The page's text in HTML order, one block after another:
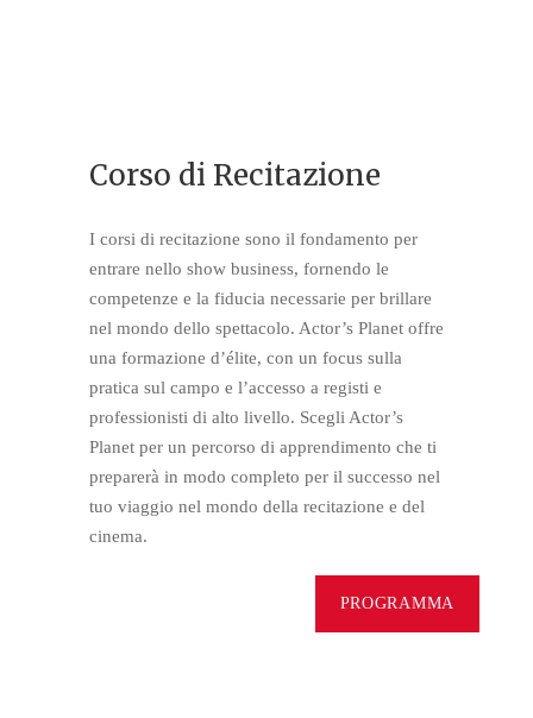
Corso di Recitazione
I corsi di recitazione sono il fondamento per
entrare nello show business, fornendo le
competenze e la fiducia necessarie per brillare
nel mondo dello spettacolo. Actor’s Planet offre
una formazione d’élite, con un focus sulla
pratica sul campo e l’accesso a registi e
professionisti di alto livello. Scegli Actor’s
Planet per un percorso di apprendimento che ti
preparerà in modo completo per il successo nel
tuo viaggio nel mondo della recitazione e del
cinema.
PROGRAMMA